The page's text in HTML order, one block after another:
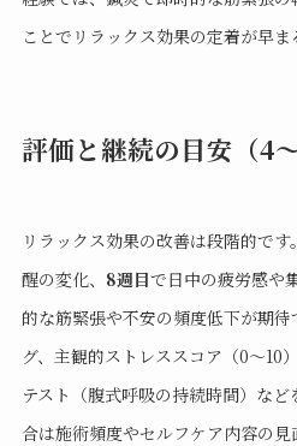
ことでリラックス効果の定着が早ま
評価と継続の目安（4
リラックス効果の改善は段階的です。
醒の変化、 8週目で日中の疲労感や
的な筋緊張や不安の頻度低下が期
グ、主観的ストレススコア（0〜10
テスト（腹式呼吸の持続時間）な
合は施術頻度やセルフケア内容の